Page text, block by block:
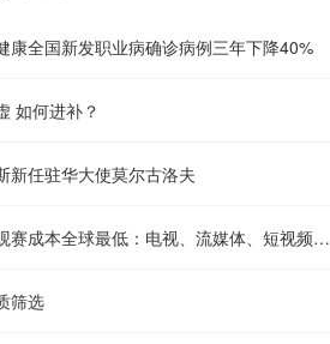
康全国新发职业病确诊病例三年下降40%
如何进补？
新任驻华大使莫尔古洛夫
中国用户世界杯观赛成本全球最低：电视、流媒体、短视频都是免费
筛选